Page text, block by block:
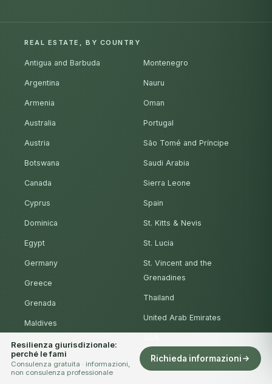
Resilienza giurisdizionale:
perché le fami
Consulenza gratuita · informazioni,
non consulenza professionale
Richieda informazioni
REAL ESTATE, BY COUNTRY
Antigua and Barbuda
Argentina
Armenia
Australia
Austria
Botswana
Canada
Cyprus
Dominica
Egypt
Germany
Greece
Grenada
Maldives
Malta
Mauritius
Montenegro
Nauru
Oman
Portugal
São Tomé and Príncipe
Saudi Arabia
Sierra Leone
Spain
St. Kitts & Nevis
St. Lucia
St. Vincent and the
Grenadines
Thailand
United Arab Emirates
Vanuatu